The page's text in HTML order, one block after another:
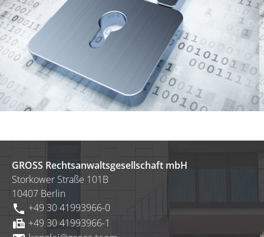
GROSS Rechtsanwaltsgesellschaft mbH
Storkower Straße 101B
10407 Berlin
phone +49 30 41993966-0
fax +49 30 41993966-1